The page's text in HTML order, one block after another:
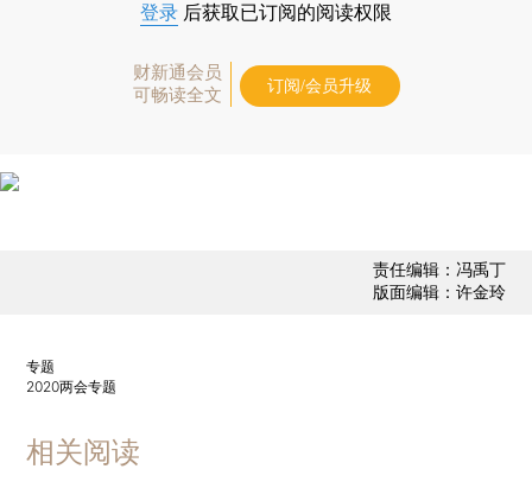
登录 后获取已订阅的阅读权限
财新通会员
可畅读全文
订阅/会员升级
责任编辑：冯禹丁
版面编辑：许金玲
专题
2020两会专题
相关阅读